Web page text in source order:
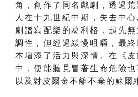
角，創作了同名戲劇，透過
人在十九世紀中期，失去中
劇譜寫配樂的葛利格，起先
調性，但經過緩慢咀嚼，最
本增添了活力與深情。在《
中，便能聽見冒著生命危險也
以及對皮爾金不離不棄的蘇爾